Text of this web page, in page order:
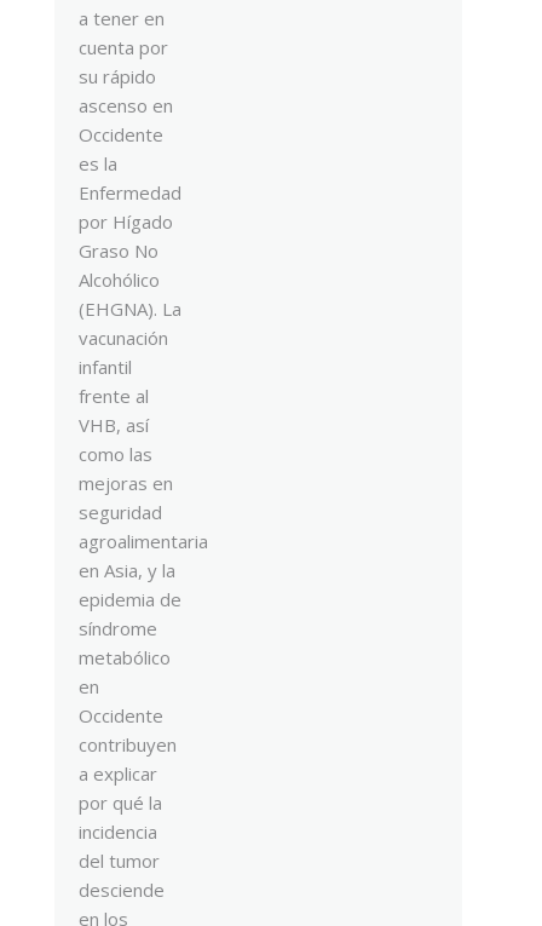
a tener en
cuenta por
su rápido
ascenso en
Occidente
es la
Enfermedad
por Hígado
Graso No
Alcohólico
(EHGNA). La
vacunación
infantil
frente al
VHB, así
como las
mejoras en
seguridad
agroalimentaria
en Asia, y la
epidemia de
síndrome
metabólico
en
Occidente
contribuyen
a explicar
por qué la
incidencia
del tumor
desciende
en los